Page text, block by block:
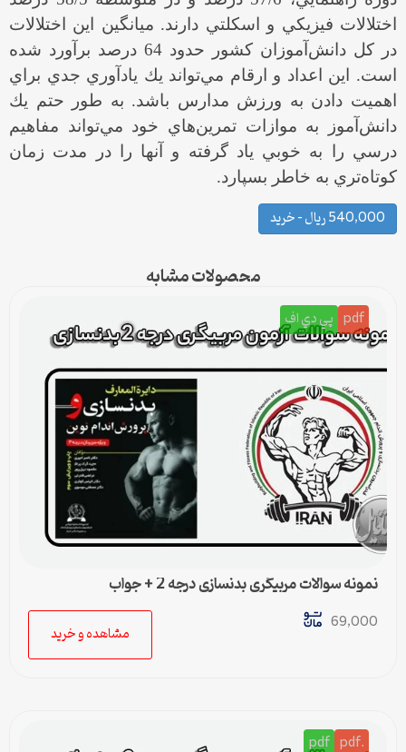
اختلالات فيزيكي و اسكلتي دارند. ميانگين اين اختلالات
در كل دانش‌آموزان كشور حدود 64 درصد برآورد شده
است. اين اعداد و ارقام مي‌تواند يك يادآوري جدي براي
اهميت دادن به ورزش مدارس باشد. به طور حتم يك
دانش‌آموز به موازات تمرين‌هاي خود مي‌تواند مفاهيم
درسي را به خوبي ياد گرفته و آنها را در مدت زمان
كوتاه‌تري به خاطر بسپارد.
540,000 ریال – خرید
محصولات مشابه
pdf پي دي اف
نمونه سوالات مربیگری بدنسازی درجه 2 + جواب
69,000
مشاهده و خرید
.pdf
pdf